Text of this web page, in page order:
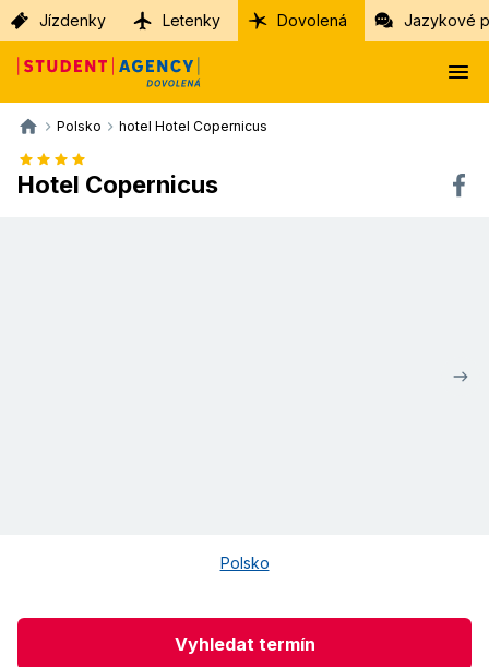
Jízdenky Letenky Dovolená Jazykové
Polsko hotel Hotel Copernicus
Hotel Copernicus
Polsko
Vyhledat termín